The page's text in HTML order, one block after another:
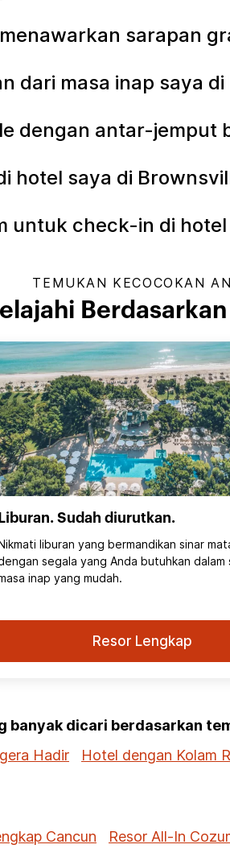
sarapan
dari masa inap saya
dengan antar-jemput
hotel saya di
untuk check-in di
TEMUKAN KECOCOKAN
Liburan. Sudah diurutkan.
liburan yang bermandikan sinar
segala yang Anda butuhkan dalam
inap yang mudah.
Resor Lengkap
banyak dicari berdasarkan
Hadir Hotel dengan Kolam
Cancun Resor All-In